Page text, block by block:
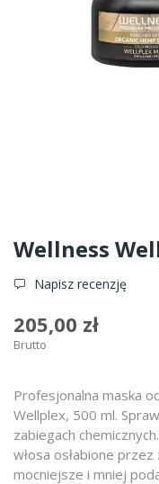
Wellness
Napisz recenzję
205,00 zł
Brutto
Profesjonalna maska
Wellplex, 500 ml.
zabiegach
włosa osłabione
mocniejsze i mniej